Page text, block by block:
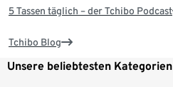
5 Tassen täglich – der Tchibo Podcast
Tchibo Blog
Unsere beliebtesten Kategorien